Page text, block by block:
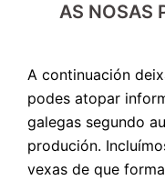
AS NOSAS
A continuación
podes atopar
galegas segundo
produción.
vexas de que